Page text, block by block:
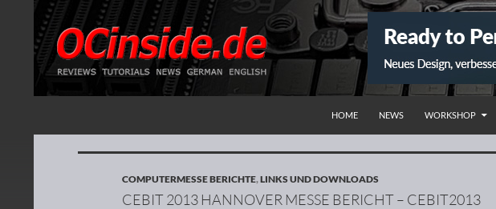
HOME
NEWS WORKSHOP
COMPUTERMESSE BERICHTE,LINKS UND DOWNLOADS
CEBIT 2013 HANNOVER MESSE BERICHT – CEBIT2013